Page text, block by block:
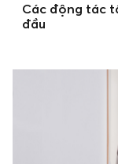
Các động tác
đầu